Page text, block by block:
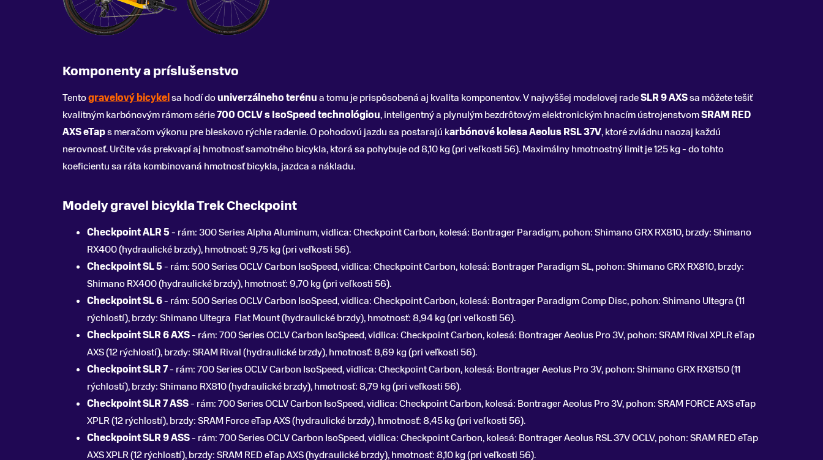
Komponenty a príslušenstvo
Tentogravelový bicykelsa hodí douniverzálneho terénua tomu je prispôsobená aj kvalita komponentov. V najvyššej modelovej radeSLR 9AXSsa môžete tešiť
kvalitným karbónovým rámom série700 OCLV s IsoSpeed technológiou, inteligentný a plynulým bezdrôtovým elektronickým hnacím ústrojenstvomSRAM RED
AXS eTaps meračom výkonu pre bleskovo rýchle radenie. O pohodovú jazdu sa postarajú karbónové kolesa Aeolus RSL 37V, ktoré zvládnu naozaj každú
nerovnosť. Určite vás prekvapí aj hmotnosť samotného bicykla, ktorá sa pohybuje od 8,10 kg (pri veľkosti 56). Maximálny hmotnostný limit je 125 kg - do tohto
koeficientu sa ráta kombinovaná hmotnosť bicykla, jazdca a nákladu.
Modely gravel bicykla Trek Checkpoint
Checkpoint ALR 5- rám: 300 Series Alpha Aluminum, vidlica: Checkpoint Carbon, kolesá: Bontrager Paradigm, pohon: Shimano GRX RX810, brzdy: Shimano
RX400 (hydraulické brzdy), hmotnosť: 9,75 kg (pri veľkosti 56).
Checkpoint SL 5- rám: 500 Series OCLV Carbon IsoSpeed, vidlica: Checkpoint Carbon, kolesá: Bontrager Paradigm SL, pohon: Shimano GRX RX810, brzdy:
Shimano RX400 (hydraulické brzdy), hmotnosť: 9,70 kg (pri veľkosti 56).
Checkpoint SL 6- rám: 500 Series OCLV Carbon IsoSpeed, vidlica: Checkpoint Carbon, kolesá: Bontrager Paradigm Comp Disc, pohon: Shimano Ultegra (11
rýchlostí), brzdy: Shimano Ultegra Flat Mount (hydraulické brzdy), hmotnosť: 8,94 kg (pri veľkosti 56).
Checkpoint SLR 6 AXS- rám: 700 Series OCLV Carbon IsoSpeed, vidlica: Checkpoint Carbon, kolesá: Bontrager Aeolus Pro 3V, pohon: SRAM Rival XPLR eTap
AXS (12 rýchlostí), brzdy: SRAM Rival (hydraulické brzdy), hmotnosť: 8,69 kg (pri veľkosti 56).
Checkpoint SLR 7- rám: 700 Series OCLV Carbon IsoSpeed, vidlica: Checkpoint Carbon, kolesá: Bontrager Aeolus Pro 3V, pohon: Shimano GRX RX8150 (11
rýchlostí), brzdy: Shimano RX810 (hydraulické brzdy), hmotnosť: 8,79 kg (pri veľkosti 56).
Checkpoint SLR 7 ASS- rám: 700 Series OCLV Carbon IsoSpeed, vidlica: Checkpoint Carbon, kolesá: Bontrager Aeolus Pro 3V, pohon: SRAM FORCE AXS eTap
XPLR (12 rýchlostí), brzdy: SRAM Force eTap AXS (hydraulické brzdy), hmotnosť: 8,45 kg (pri veľkosti 56).
Checkpoint SLR 9 ASS- rám: 700 Series OCLV Carbon IsoSpeed, vidlica: Checkpoint Carbon, kolesá: Bontrager Aeolus RSL 37V OCLV, pohon: SRAM RED eTap
AXS XPLR (12 rýchlostí), brzdy: SRAM RED eTap AXS (hydraulické brzdy), hmotnosť: 8,10 kg (pri veľkosti 56).